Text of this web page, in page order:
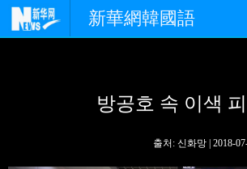
新華網韓國語
사회
핫 TV
방공호 속 이색
출처: 신화망 | 2018-